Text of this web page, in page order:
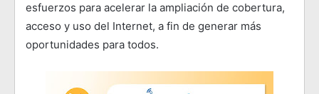
esfuerzos para acelerar la ampliación de cobertura,
acceso y uso del Internet, a fin de generar más
oportunidades para todos.